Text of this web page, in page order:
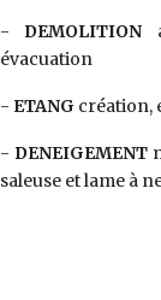
- DEMOLITION
évacuation
- ETANG création,
- DENEIGEMENT
saleuse et lame à